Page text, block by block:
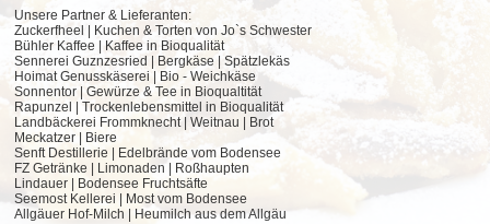
Unsere Partner & Lieferanten:
Zuckerfheel | Kuchen & Torten von Jo`s Schwester
Bühler Kaffee | Kaffee in Bioqualität
Sennerei Guznzesried | Bergkäse | Spätzlekäs
Hoimat Genusskäserei | Bio - Weichkäse
Sonnentor | Gewürze & Tee in Bioqualtität
Rapunzel | Trockenlebensmittel in Bioqualität
Landbäckerei Frommknecht | Weitnau | Brot
Meckatzer | Biere
Senft Destillerie | Edelbrände vom Bodensee
FZ Getränke | Limonaden | Roßhaupten
Lindauer | Bodensee Fruchtsäfte
Seemost Kellerei | Most vom Bodensee
Allgäuer Hof-Milch | Heumilch aus dem Allgäu